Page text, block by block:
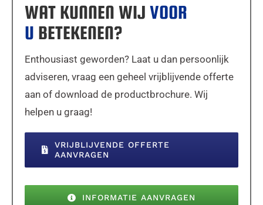
WAT KUNNEN WIJ VOOR
U BETEKENEN?
Enthousiast geworden? Laat u dan persoonlijk
adviseren, vraag een geheel vrijblijvende offerte
aan of download de productbrochure. Wij
helpen u graag!
VRIJBLIJVENDE OFFERTE
AANVRAGEN
INFORMATIE AANVRAGEN